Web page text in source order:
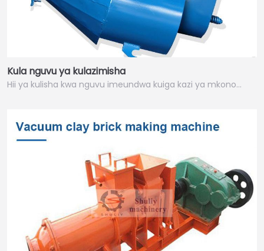
Kula nguvu ya kulazimisha
Hii ya kulisha kwa nguvu imeundwa kuiga kazi ya mkono…